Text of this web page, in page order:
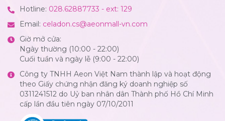
Hotline: 028.62887733 - ext: 129
Email: celadon.cs@aeonmall-vn.com
Giờ mở cửa:
Ngày thường (10:00 - 22:00)
Cuối tuần và ngày lễ (9:00 - 22:00)
Công ty TNHH Aeon Việt Nam thành lập và hoạt động
theo Giấy chứng nhận đăng ký doanh nghiệp số
0311241512 do Uỷ ban nhân dân Thành phố Hồ Chí Minh
cấp lần đầu tiên ngày 07/10/2011